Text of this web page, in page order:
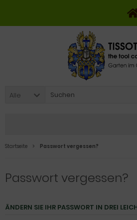
Alle
Startseite Passwort vergessen?
Passwort vergessen?
ÄNDERN SIE IHR PASSWORT IN DREI